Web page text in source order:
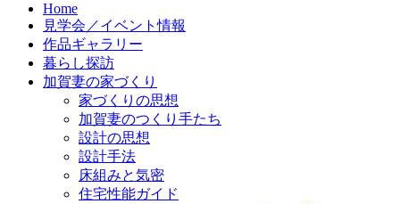
Home
見学会／イベント情報
作品ギャラリー
暮らし探訪
加賀妻の家づくり
家づくりの思想
加賀妻のつくり手たち
設計の思想
設計手法
床組みと気密
住宅性能ガイド